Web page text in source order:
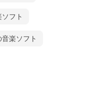
フト
楽ソフト